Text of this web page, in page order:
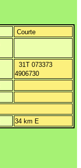
Courte
31T 073373
4906730
34 km E